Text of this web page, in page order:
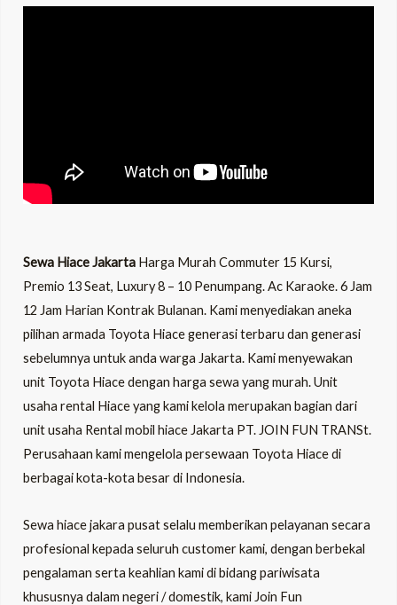
Sewa Hiace Jakarta Harga Murah Commuter 15 Kursi,
Premio 13 Seat, Luxury 8 – 10 Penumpang. Ac Karaoke. 6 Jam
12 Jam Harian Kontrak Bulanan. Kami menyediakan aneka
pilihan armada Toyota Hiace generasi terbaru dan generasi
sebelumnya untuk anda warga Jakarta. Kami menyewakan
unit Toyota Hiace dengan harga sewa yang murah. Unit
usaha rental Hiace yang kami kelola merupakan bagian dari
unit usaha Rental mobil hiace Jakarta PT. JOIN FUN TRANSt.
Perusahaan kami mengelola persewaan Toyota Hiace di
berbagai kota-kota besar di Indonesia.
Sewa hiace jakara pusat selalu memberikan pelayanan secara
profesional kepada seluruh customer kami, dengan berbekal
pengalaman serta keahlian kami di bidang pariwisata
khususnya dalam negeri / domestik, kami Join Fun